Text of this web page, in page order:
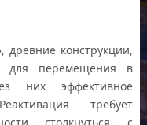
древние конструкции,
для перемещения в
них эффективное
требует